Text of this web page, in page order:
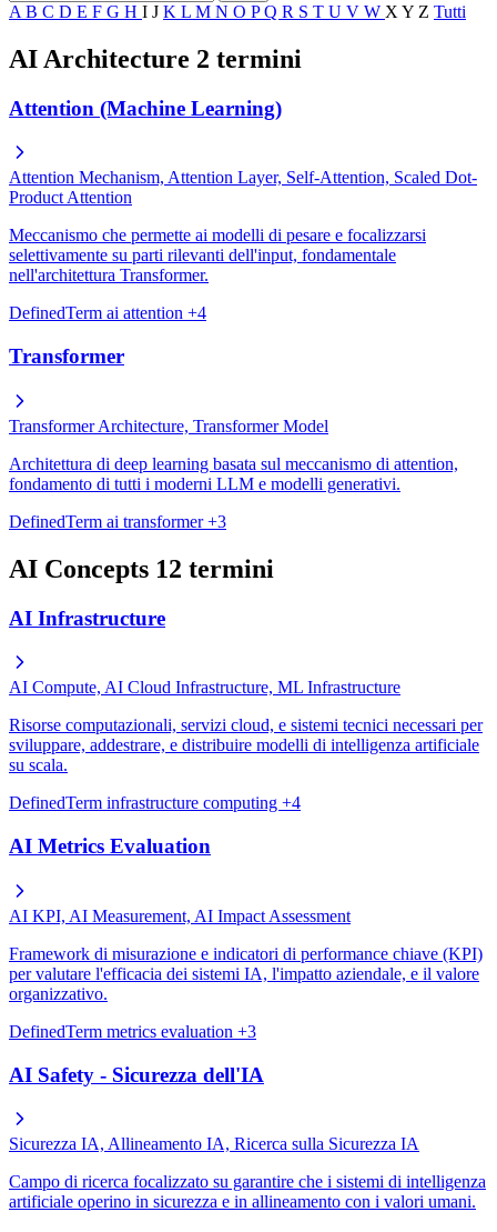
A B C D E F G H I J K L M N O PQ R S T U V W X Y Z Tutti
AI Architecture 2 termini
Attention (Machine Learning)
Attention Mechanism, Attention Layer, Self-Attention, Scaled Dot-
Product Attention
Meccanismo che permette ai modelli di pesare e focalizzarsi
selettivamente su parti rilevanti dell'input, fondamentale
nell'architettura Transformer.
DefinedTerm ai attention +4
Transformer
Transformer Architecture, Transformer Model
Architettura di deep learning basata sul meccanismo di attention,
fondamento di tutti i moderni LLM e modelli generativi.
DefinedTerm ai transformer+3
AI Concepts 12 termini
AI Infrastructure
AI Compute, AI Cloud Infrastructure, ML Infrastructure
Risorse computazionali, servizi cloud, e sistemi tecnici necessari per
sviluppare, addestrare, e distribuire modelli di intelligenza artificiale
su scala.
DefinedTerm infrastructure computing +4
AI Metrics Evaluation
AI KPI, AI Measurement, AI Impact Assessment
Framework di misurazione e indicatori di performance chiave (KPI)
per valutare l'efficacia dei sistemi IA, l'impatto aziendale, e il valore
organizzativo.
DefinedTerm metrics evaluation +3
AI Safety - Sicurezza dell'IA
Sicurezza IA, Allineamento IA, Ricerca sulla Sicurezza IA
Campo di ricerca focalizzato su garantire che i sistemi di intelligenza
artificiale operino in sicurezza e in allineamento con i valori umani.